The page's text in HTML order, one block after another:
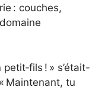
: couches,
! » s’était-
Maintenant, tu